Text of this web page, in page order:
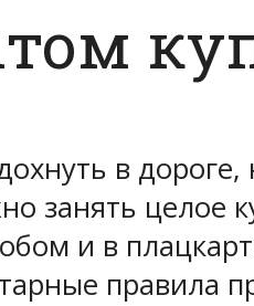
в
занять целое
и в
правила